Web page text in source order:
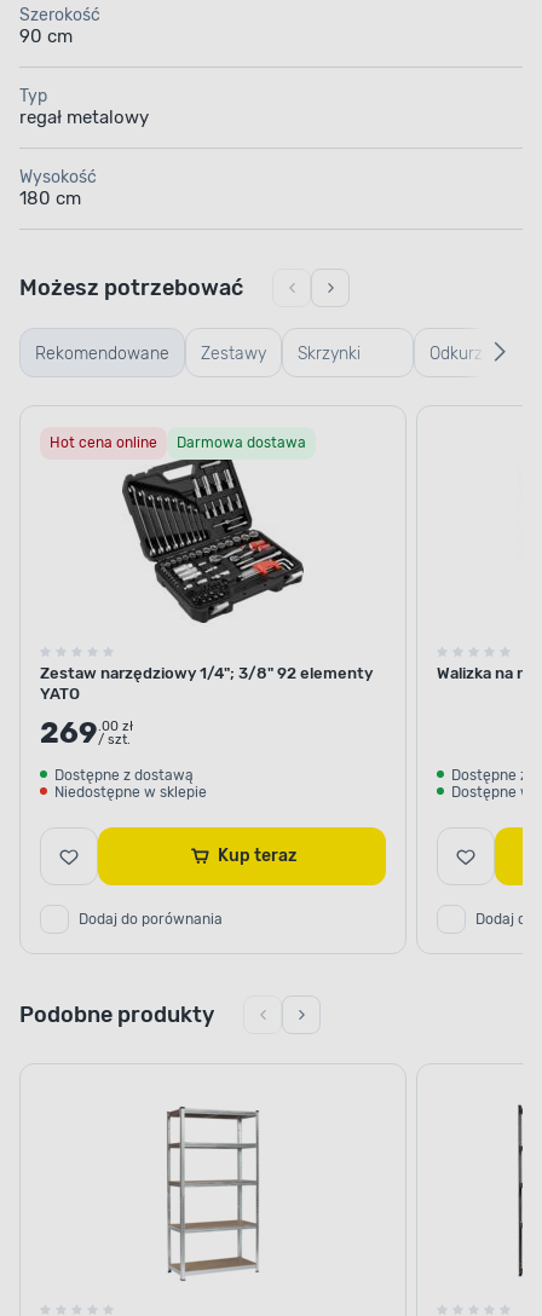
Szerokość
90 cm
Typ
regał metalowy
Wysokość
180 cm
Rekomendowane Zestawy Skrzynki
warsztatowe
Odkurzacze
warsztatowe
Możesz potrzebować
Hot cena online Darmowa dostawa
Zestaw narzędziowy 1/4"; 3/8" 92 elementy
YATO
269.00 zł
/ szt.
Dostępne z dostawą
Niedostępne w sklepie
Kup teraz
Dodaj do porównania
Walizka na
Dostępne z
Dostępne w
Dodaj do
Podobne produkty